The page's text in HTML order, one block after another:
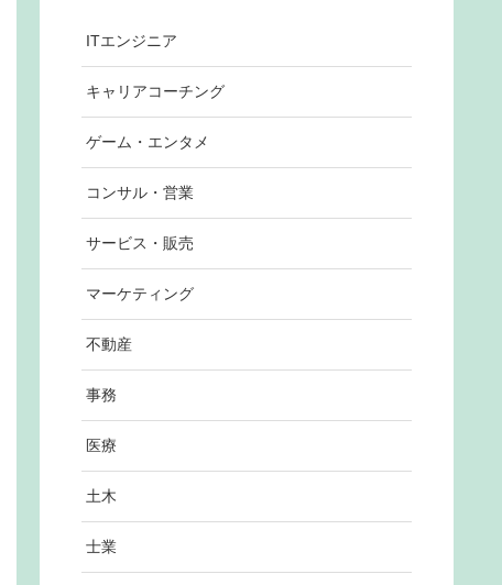
ITエンジニア
キャリアコーチング
ゲーム・エンタメ
コンサル・営業
サービス・販売
マーケティング
不動産
事務
医療
土木
士業